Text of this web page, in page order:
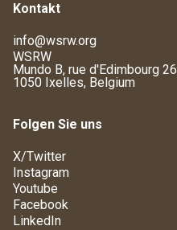
Kontakt
info@wsrw.org
WSRW
Mundo B, rue d'Edimbourg 26
1050 Ixelles, Belgium
Folgen Sie uns
X/Twitter
Instagram
Youtube
Facebook
LinkedIn